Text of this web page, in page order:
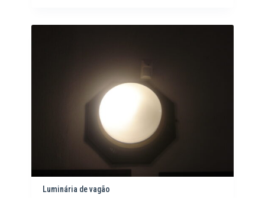
Luminária de vagão